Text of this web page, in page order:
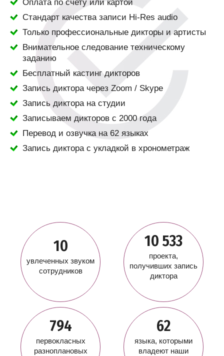
Оплата по счету или картой
Стандарт качества записи Hi-Res audio
Только профессиональные дикторы и артисты
Внимательное следование техническому
заданию
Бесплатный кастинг дикторов
Запись диктора через Zoom / Skype
Запись диктора на студии
Записываем дикторов с 2000 года
Перевод и озвучка на 62 языках
Запись диктора с укладкой в хронометраж
10
увлеченных звуком
сотрудников
10 533
проекта,
получивших запись
диктора
794
первокласных
разноплановых
62
языка, которыми
владеют наши